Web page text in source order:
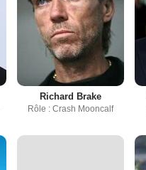
Richard Brake
Rôle : Crash Mooncalf